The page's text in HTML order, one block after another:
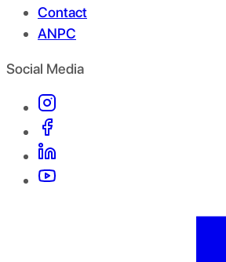
Contact
ANPC
Social Media